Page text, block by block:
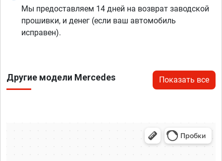
Мы предоставляем 14 дней на возврат заводской
прошивки, и денег (если ваш автомобиль
исправен).
Другие модели Mercedes Показать все